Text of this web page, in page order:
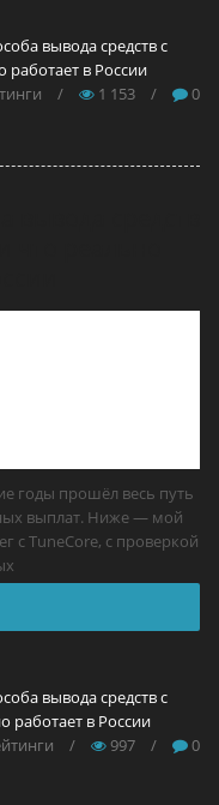
вывода средств с
в России
/ 1 153 / 0
годы прошёл весь путь
выплат. Ниже — мой
с TuneCore, с проверкой
вывода средств с
работает в России
/ 997 / 0